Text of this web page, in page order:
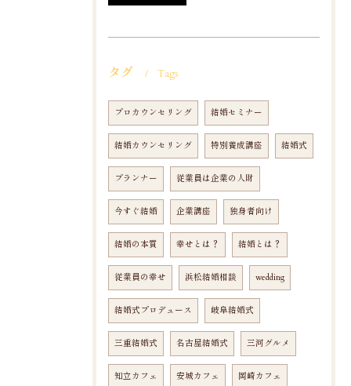
タグ Tags
プロカウンセリング 結婚セミナー
結婚カウンセリング 特別養成講座 結婚式
プランナー 従業員は企業の人財
今すぐ結婚 企業講座 独身者向け
結婚の本質 幸せとは？ 結婚とは？
従業員の幸せ 浜松結婚相談 wedding
結婚式プロデュース 岐阜結婚式
三重結婚式 名古屋結婚式 三河グルメ
知立カフェ 安城カフェ 岡崎カフェ